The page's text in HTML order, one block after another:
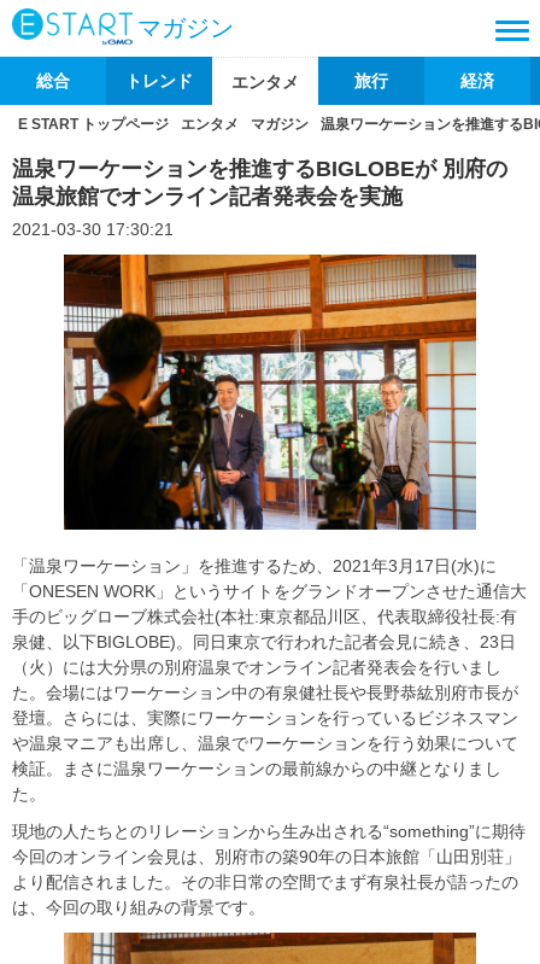
マガジン
総合 トレンド エンタメ 旅行 経済
E START トップページ エンタメ マガジン 温泉ワーケーションを推進する
温泉ワーケーションを推進するBIGLOBEが 別府の
温泉旅館でオンライン記者発表会を実施
2021-03-30 17:30:21
「温泉ワーケーション」を推進するため、2021年3月17日(水)に
「ONESEN WORK」というサイトをグランドオープンさせた通信大
手のビッグローブ株式会社(本社:東京都品川区、代表取締役社長:有
泉健、以下BIGLOBE)。同日東京で行われた記者会見に続き、23日
（火）には大分県の別府温泉でオンライン記者発表会を行いまし
た。会場にはワーケーション中の有泉健社長や長野恭紘別府市長が
登壇。さらには、実際にワーケーションを行っているビジネスマン
や温泉マニアも出席し、温泉でワーケーションを行う効果について
検証。まさに温泉ワーケーションの最前線からの中継となりまし
た。
現地の人たちとのリレーションから生み出される“something”に期待
今回のオンライン会見は、別府市の築90年の日本旅館「山田別荘」
より配信されました。その非日常の空間でまず有泉社長が語ったの
は、今回の取り組みの背景です。